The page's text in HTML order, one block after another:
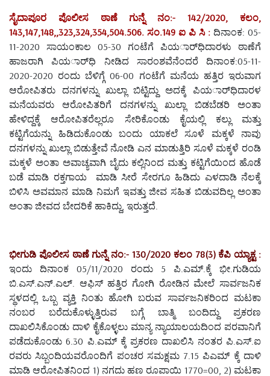
ಸೈದಾಪೂರ ಪೊಲೀಸ ಠಾಣೆ ಗುನ್ನೆ ನಂ:- 142/2020, ಕಲಂ,
143,147,148,,323,324,354,504.506. ಸಂ.149 ಐ ಪಿ ಸಿ : ದಿನಾಂಕ: 05-
11-2020 ಸಾಯಂಕಾಲ 05-30 ಗಂಟೆಗೆ ಪಿಯರ್ಾಧಿದಾರಳು ಠಾಣೆಗೆ
ಹಾಜರಾಗಿ ಪಿಯರ್ಾಧಿ ನೀಡಿದ ಸಾರಂಶವೆನೆಂದರೆ ದಿನಾಂಕ:05-11-
2020-2020 ರಂದು ಬೆಳಿಗ್ಗೆ 06-00 ಗಂಟೆಗೆ ಮನೆಯ ಹತ್ತಿರ ಇರುವಾಗ
ಆರೋಪಿತರು ದನಗಳನ್ನು ಖುಲ್ಲಾ ಬಿಟ್ಟಿದ್ದು ಅದಕ್ಕೆ ಪಿಯರ್ಾಧಿದಾರಳ
ಮನೆಯವರು ಆರೋಪಿತರಿಗೆ ದನಗಳನ್ನು ಖುಲ್ಲಾ ಬಿಡಬೆಡರಿ ಅಂತಾ
ಹೇಳಿದ್ದಕ್ಕೆ ಆರೋಪಿತರೆಲ್ಲರೂ ಸೇರಿಕೊಂಡು ಕೈಯಲ್ಲಿ ಕಲ್ಲು ಮತ್ತು
ಕಟ್ಟಿಗೆಯನ್ನು ಹಿಡಿದುಕೊಂಡು ಬಂದು ಯಾಕಲೆ ಸೂಳೆ ಮಕ್ಕಳೆ ನಾವು
ದನಗಳನ್ನು ಖುಲ್ಲಾ ಬಿಡುತ್ತೇವೆ ನೋಡಿ ಎನ ಮಾಡುತ್ತಿರಿ ಸೂಳೆ ಮಕ್ಕಳೆ ರಂಡಿ
ಮಕ್ಕಳೆ ಅಂತಾ ಅವಾಚ್ಯವಾಗಿ ಬೈದು ಕಲ್ಲಿನಿಂದ ಮತ್ತು ಕಟ್ಟಿಗೆಯಿಂದ ಹೊಡೆ
ಬಡೆ ಮಾಡಿ ರಕ್ತಗಾಯ ಮಾಡಿ ಸೀರೆ ಸೇರಗೂ ಹಿಡಿದು ಎಳದಾಡಿ ನೆಲಕ್ಕೆ
ಬಿಳಿಸಿ ಅವಮಾನ ಮಾಡಿ ನಿಮಗೆ ಇವತ್ತು ಜೀವ ಸಹಿತ ಬಿಡುವದಿಲ್ಲ ಅಂತಾ
ಅಂತಾ ಜೀವದ ಬೇದರಿಕೆ ಹಾಕಿದ್ದು, ಇರುತ್ತದೆ.
ಭೀಗುಡಿ ಪೊಲೀಸ ಠಾಣೆ ಗುನ್ನೆ ನಂ:- 130/2020 ಕಲಂ 78(3) ಕೆಪಿ ಯ್ಯಾಕ್ಟ :
ಇಂದು ದಿನಾಂಕ 05/11/2020 ರಂದು 5 ಪಿ.ಎಮ್.ಕ್ಕೆ ಭೀ.ಗುಡಿಯ
ಬಿ.ಎಸ್.ಎನ್.ಎಲ್. ಆಫಿಸ್ ಹತ್ತಿರ ಗೋಗಿ ರೋಡಿನ ಮೇಲೆ ಸಾರ್ವಜನಿಕ
ಸ್ಥಳದಲ್ಲಿ ಒಬ್ಬ ವ್ಯಕ್ತಿ ನಿಂತು ಹೋಗಿ ಬರುವ ಸಾರ್ವಜನಿಕರಿಂದ ಮಟಕಾ
ನಂಬರ ಬರೆದುಕೊಳ್ಳುತ್ತಿರುವ ಬಗ್ಗೆ ಬಾತ್ಮಿ ಬಂದಿದ್ದು ಪ್ರಕರಣ
ದಾಖಲಿಸಿಕೊಂಡು ದಾಳಿ ಕೈಕೊಳ್ಳಲು ಮಾನ್ಯ ನ್ಯಾಯಾಲಯದಿಂದ ಪರವಾನಿಗೆ
ಪಡೆದುಕೊಂಡು 6.30 ಪಿ.ಎಮ್ ಕ್ಕೆ ಪ್ರಕರಣ ದಾಖಲಿಸಿ ನಂತರ ಪಿ.ಎಸ್.ಐ
ರವರು ಸಿಬ್ಬಂದಿಯವರೊಂದಿಗೆ ಪಂಚರ ಸಮಕ್ಷಮ 7.15 ಪಿಎಮ್ ಕ್ಕೆ ದಾಳಿ
ಮಾಡಿ ಆರೋಪಿತನಿಂದ 1) ನಗದು ಹಣ ರೂಪಾಯಿ 1770=00, 2) ಮಟಕಾ